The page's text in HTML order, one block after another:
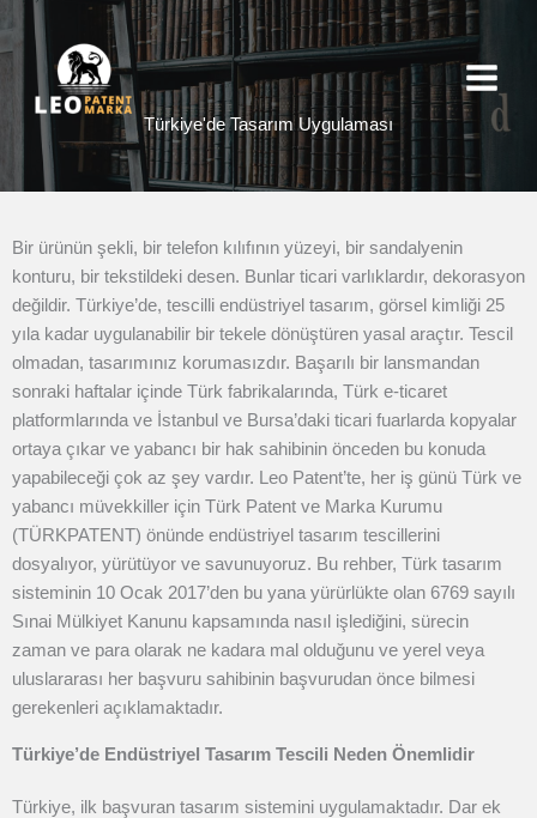
İçeriğe
Türkiye'de Tasarım Uygulaması
Bir ürünün şekli, bir telefon kılıfının yüzeyi, bir sandalyenin
konturu, bir tekstildeki desen. Bunlar ticari varlıklardır, dekorasyon
değildir. Türkiye’de, tescilli endüstriyel tasarım, görsel kimliği 25
yıla kadar uygulanabilir bir tekele dönüştüren yasal araçtır. Tescil
olmadan, tasarımınız korumasızdır. Başarılı bir lansmandan
sonraki haftalar içinde Türk fabrikalarında, Türk e-ticaret
platformlarında ve İstanbul ve Bursa’daki ticari fuarlarda kopyalar
ortaya çıkar ve yabancı bir hak sahibinin önceden bu konuda
yapabileceği çok az şey vardır. Leo Patent’te, her iş günü Türk ve
yabancı müvekkiller için Türk Patent ve Marka Kurumu
(TÜRKPATENT) önünde endüstriyel tasarım tescillerini
dosyalıyor, yürütüyor ve savunuyoruz. Bu rehber, Türk tasarım
sisteminin 10 Ocak 2017’den bu yana yürürlükte olan 6769 sayılı
Sınai Mülkiyet Kanunu kapsamında nasıl işlediğini, sürecin
zaman ve para olarak ne kadara mal olduğunu ve yerel veya
uluslararası her başvuru sahibinin başvurudan önce bilmesi
gerekenleri açıklamaktadır.
Türkiye’de Endüstriyel Tasarım Tescili Neden Önemlidir
Türkiye, ilk başvuran tasarım sistemini uygulamaktadır. Dar ek